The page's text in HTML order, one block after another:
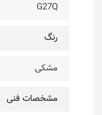
G27Q
رنگ
مشکی
مشخصات فنی